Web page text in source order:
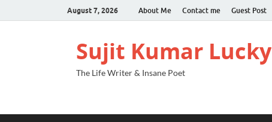
August 7, 2026 About Me Contact me Guest Post
Sujit Kumar Lucky
The Life Writer & Insane Poet